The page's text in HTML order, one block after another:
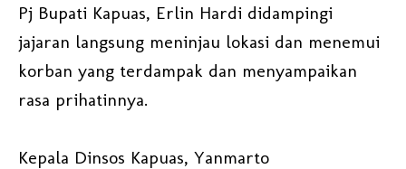
Pj Bupati Kapuas, Erlin Hardi didampingi
jajaran langsung meninjau lokasi dan menemui
korban yang terdampak dan menyampaikan
rasa prihatinnya.
Kepala Dinsos Kapuas, Yanmarto